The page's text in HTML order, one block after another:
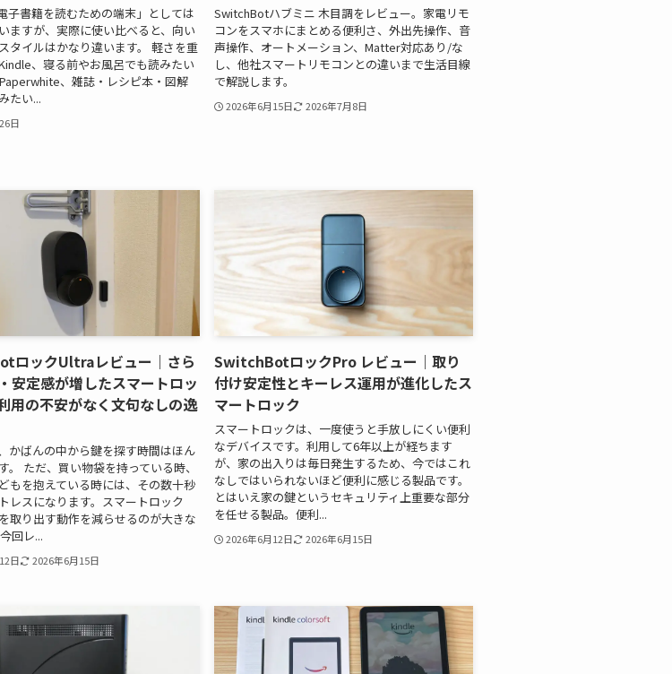
子書籍を読むための端末」としては
ますが、実際に使い比べると、向い
タイルはかなり違います。 軽さを重
、寝る前やお風呂でも読みたい
、雑誌・レシピ本・図解
たい...
日
SwitchBotハブミニ 木目調をレビュー。家電リモ
コンをスマホにまとめる便利さ、外出先操作、音
声操作、オートメーション、Matter対応あり/な
し、他社スマートリモコンとの違いまで生活目線
で解説します。
2026年6月15日 2026年7月8日
ロックUltraレビュー｜さら
安定感が増したスマートロッ
用の不安がなく文句なしの逸
かばんの中から鍵を探す時間はほん
。 ただ、買い物袋を持っている時、
もを抱えている時には、その数十秒
レスになります。スマートロック
取り出す動作を減らせるのが大きな
回レ...
日 2026年6月15日
SwitchBotロックPro レビュー｜取り
付け安定性とキーレス運用が進化したス
マートロック
スマートロックは、一度使うと手放しにくい便利
なデバイスです。利用して6年以上が経ちます
が、家の出入りは毎日発生するため、今ではこれ
なしではいられないほど便利に感じる製品です。
とはいえ家の鍵というセキュリティ上重要な部分
を任せる製品。便利...
2026年6月12日 2026年6月15日